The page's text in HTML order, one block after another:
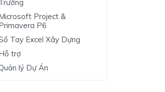
Project &
P6
Tay Excel Xây Dựng
trợ
lý Dự Án